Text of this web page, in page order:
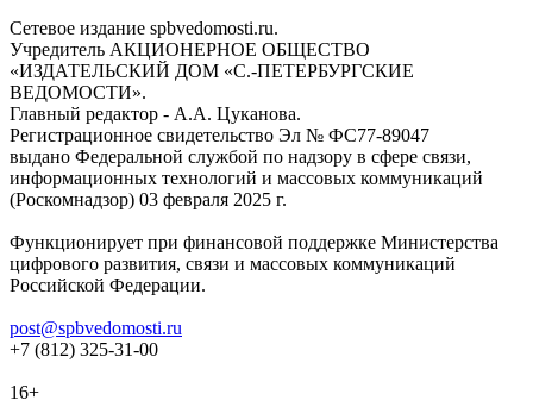
Сетевое издание spbvedomosti.ru.
Учредитель АКЦИОНЕРНОЕ ОБЩЕСТВО
«ИЗДАТЕЛЬСКИЙ ДОМ «С.-ПЕТЕРБУРГСКИЕ
ВЕДОМОСТИ».
Главный редактор - А.А. Цуканова.
Регистрационное свидетельство Эл № ФС77-89047
выдано Федеральной службой по надзору в сфере связи,
информационных технологий и массовых коммуникаций
(Роскомнадзор) 03 февраля 2025 г.
Функционирует при финансовой поддержке Министерства
цифрового развития, связи и массовых коммуникаций
Российской Федерации.
post@spbvedomosti.ru
+7 (812) 325-31-00
16+